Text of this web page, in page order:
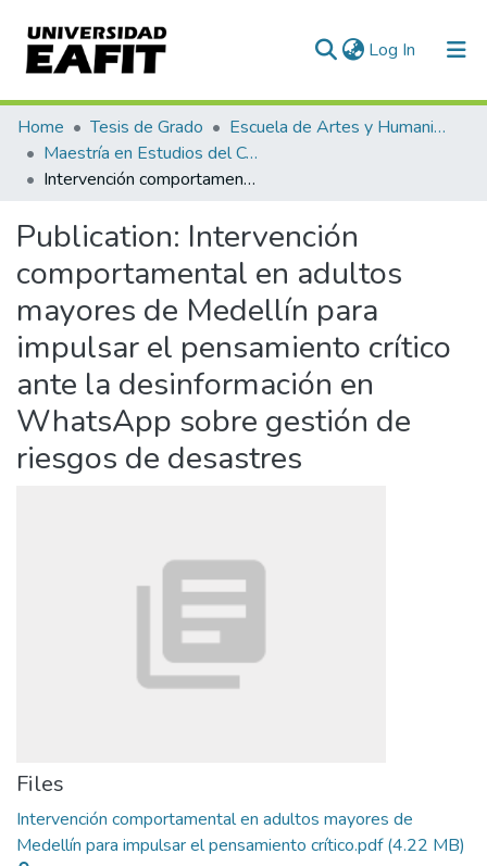
Log In (current)
Communities & Collections
All of DSpace
Home Tesis de Grado
Escuela de Artes y Humanidades
Maestría en Estudios del Comportamiento (tesis)
Intervención comportamental en adultos mayores de Medellín para impulsar el pensamiento crítico ante la desinformación en WhatsApp sobre gestión de riesgos de desastres
Publication: Intervención
comportamental en adultos
mayores de Medellín para
impulsar el pensamiento crítico
ante la desinformación en
WhatsApp sobre gestión de
riesgos de desastres
Files
Intervención comportamental en adultos mayores de
Medellín para impulsar el pensamiento crítico.pdf(4.22 MB)